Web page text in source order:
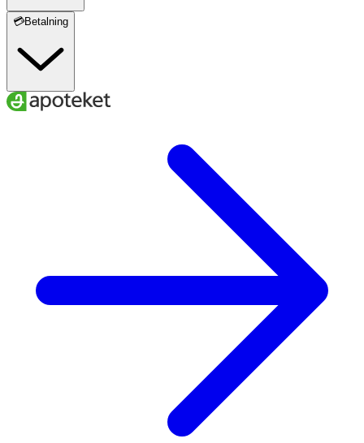
💳Betalning